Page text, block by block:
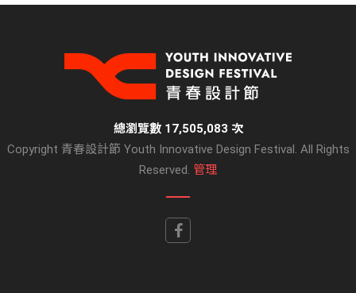
總瀏覽數 17,505,083 次
Copyright 青春設計節 Youth Innovative Design Festival. All Rights
Reserved. 管理